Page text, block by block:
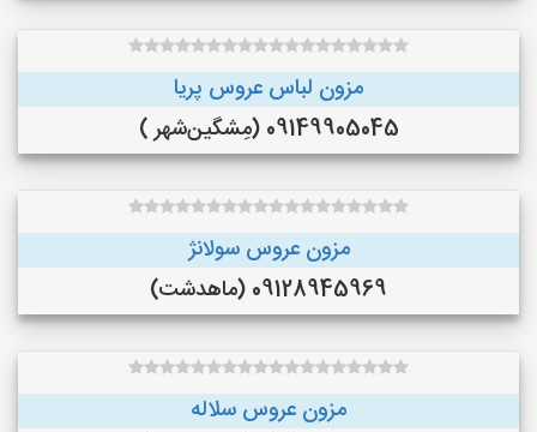
مزون لباس عروس پریا
09149905045 (مِشگین‌شهر )
مزون عروس سولانژ
09128945969 (ماهدشت)
مزون عروس سلاله